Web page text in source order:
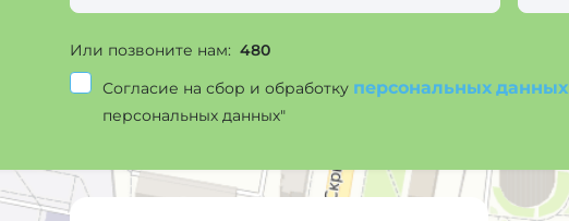
Или позвоните нам: 480
Согласие на сбор и обработку персональных данных
персональных данных"